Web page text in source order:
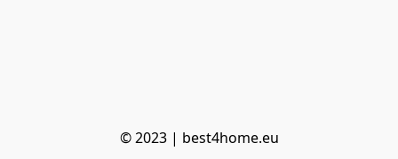
© 2023 | best4home.eu